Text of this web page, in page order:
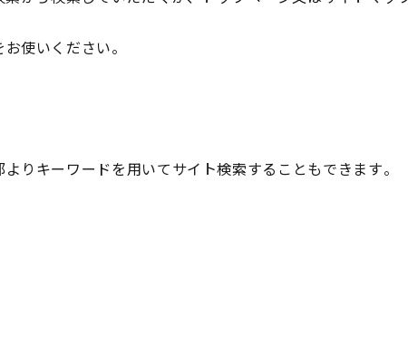
使いください。
りキーワードを用いてサイト検索することもできます。